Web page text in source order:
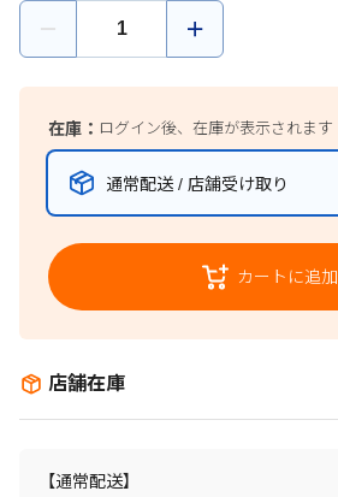
在庫： ログイン後、在庫が表示されます
通常配送 / 店舗受け取り
カートに追加
店舗在庫
【通常配送】